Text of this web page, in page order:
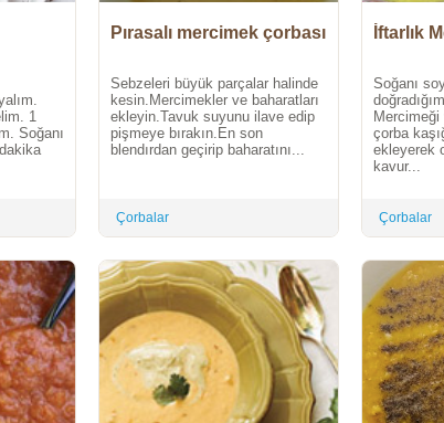
1
Soğanı
Pırasalı mercimek çorbası
Sebzeleri büyük parçalar halinde
kesin.Mercimekler ve baharatları
ekleyin.Tavuk suyunu ilave edip
pişmeye bırakın.En son
blendırdan geçirip baharatını...
Çorbalar
İftarlık
Soğanı
Mercimeği
çorba
ekleyerek
kavur...
Çorbalar